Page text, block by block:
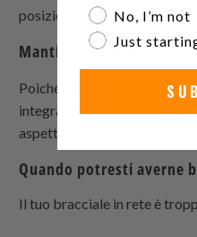
posiziona sul polso.
Mantiene l'aspetto
Poiché utilizza lo stesso
integra una volta installata.
aspetto originale e il suo
Quando potresti averne
Il tuo bracciale in rete è
No, I’m not
Just